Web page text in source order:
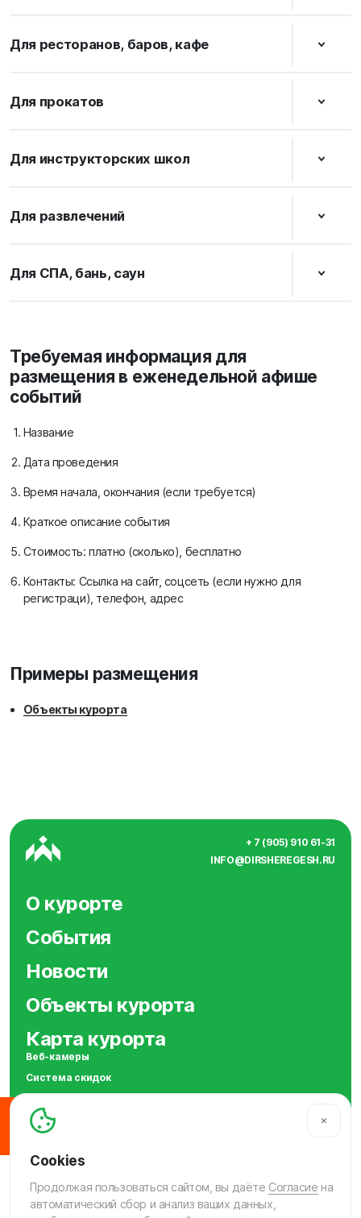
Для ресторанов, баров, кафе
Для прокатов
Для инструкторских школ
Для развлечений
Для СПА, бань, саун
Требуемая информация для
размещения в еженедельной афише
событий
Название
Дата проведения
Время начала, окончания (если требуется)
Краткое описание события
Стоимость: платно (сколько), бесплатно
Контакты: Ссылка на сайт, соцсеть (если нужно для
регистраци), телефон, адрес
Примеры размещения
Объекты курорта
+ 7 (905) 910 61-31
INFO@DIRSHEREGESH.RU
О курорте
События
Новости
Объекты курорта
Карта курорта
Веб-камеры
Система скидок
Продолжая пользоваться сайтом, вы даёте Согласие на
автоматический сбор и анализ ваших данных,